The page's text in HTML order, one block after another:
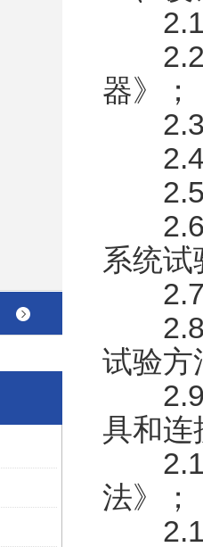
2.1
2.2
器》；
2.3
2.4
2.5
2.6
系统
2.7
2.8
试验方
2.9
具和
2.10
法》；
2.11